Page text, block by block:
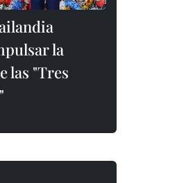
la
las "Tres